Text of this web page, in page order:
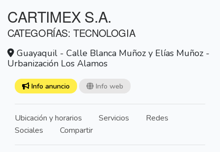
CARTIMEX S.A.
CATEGORÍAS: TECNOLOGIA
Guayaquil - Calle Blanca Muñoz y Elías Muñoz -
Urbanización Los Alamos
Info anuncio Info web
Ubicación y horarios Servicios
Redes
Sociales
Compartir